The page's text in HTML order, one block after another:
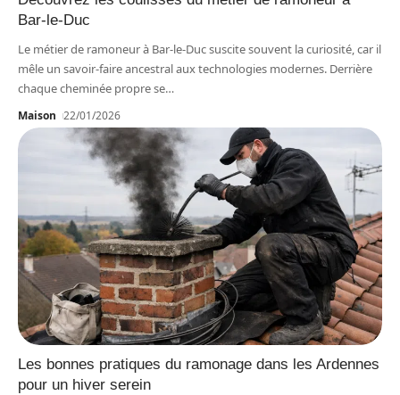
Bar-le-Duc
Le métier de ramoneur à Bar-le-Duc suscite souvent la curiosité, car il
mêle un savoir-faire ancestral aux technologies modernes. Derrière
chaque cheminée propre se…
Maison 22/01/2026
Les bonnes pratiques du ramonage dans les Ardennes
pour un hiver serein